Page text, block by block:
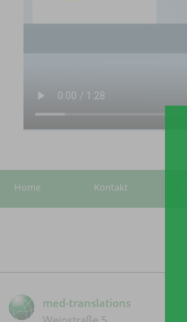
Home Kontakt
med-translations